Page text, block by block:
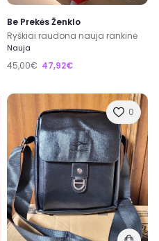
Be Prekės Ženklo
Ryškiai raudona nauja rankinė
Nauja
45,00€ 47,92€
0